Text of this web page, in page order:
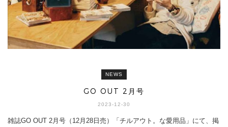
NEWS
GO OUT 2月号
2023-12-30
雑誌GO OUT 2月号（12月28日売）「チルアウト。な愛用品」にて、掲